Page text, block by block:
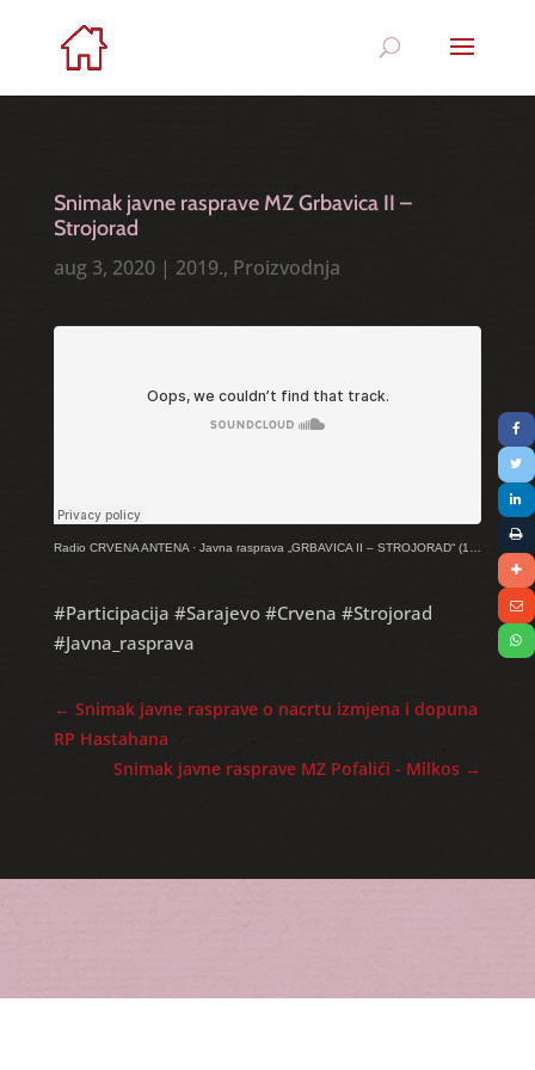
Snimak javne rasprave MZ Grbavica II –
Strojorad
aug 3, 2020| 2019., Proizvodnja
Radio CRVENA ANTENA· Javna rasprava „GRBAVICA II – STROJORAD“ (15.07.2019.)
#Participacija #Sarajevo #Crvena #Strojorad
#Javna_rasprava
← Snimak javne rasprave o nacrtu izmjena i dopuna
RP Hastahana
Snimak javne rasprave MZ Pofalići - Milkos →